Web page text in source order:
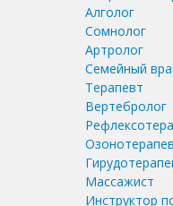
Алголог
Сомнолог
Артролог
Семейный
Терапевт
Вертебролог
Массажист
Инструктор